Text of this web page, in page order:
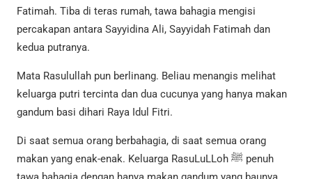
Fatimah. Tiba di teras rumah, tawa bahagia mengisi
percakapan antara Sayyidina Ali, Sayyidah Fatimah dan
kedua putranya.
Mata Rasulullah pun berlinang. Beliau menangis melihat
keluarga putri tercinta dan dua cucunya yang hanya makan
gandum basi dihari Raya Idul Fitri.
Di saat semua orang berbahagia, di saat semua orang
makan yang enak-enak. Keluarga RasuLuLLoh ﷺ penuh